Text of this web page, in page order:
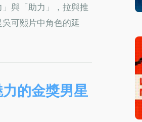
與「助力」，拉與推
可熙片中角色的延
的金獎男星